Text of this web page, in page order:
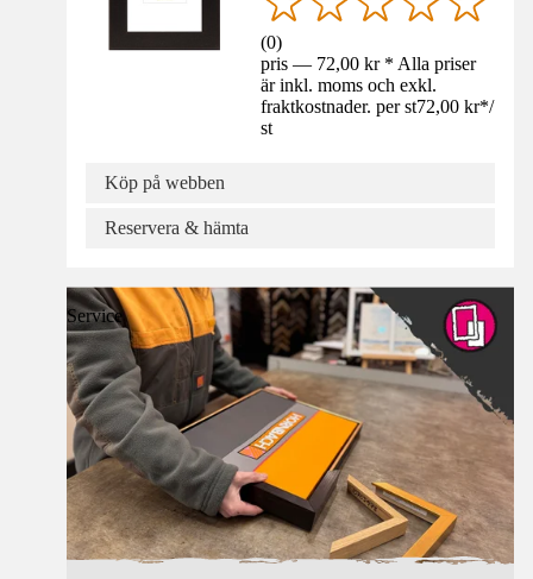
(0)
pris — 72,00 kr * Alla priser
är inkl. moms och exkl.
fraktkostnader. per st72,00 kr*/
st
Köp på webben
Reservera & hämta
Service